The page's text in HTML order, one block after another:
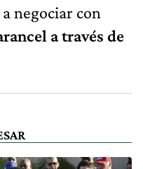
negociar con
a través de